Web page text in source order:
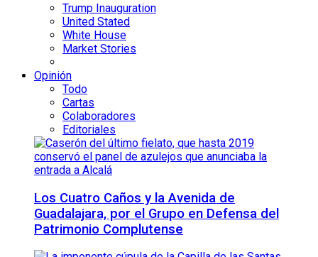
Trump Inauguration
United Stated
White House
Market Stories
Opinión
Todo
Cartas
Colaboradores
Editoriales
Los Cuatro Caños y la Avenida de
Guadalajara, por el Grupo en Defensa del
Patrimonio Complutense